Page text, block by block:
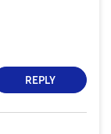
REPLY